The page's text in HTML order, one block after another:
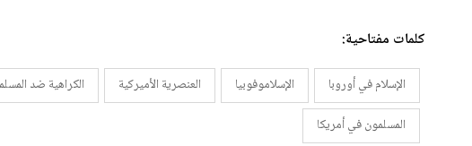
كلمات مفتاحية:
الإسلام في أوروبا الإسلاموفوبيا العنصرية الأميركية
الكراهية ضد
المسلمون في أمريكا